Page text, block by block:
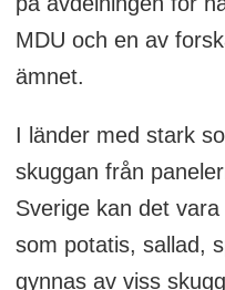
MDU och en av
ämnet.
I länder med stark
skuggan från
Sverige kan det
som potatis, sallad,
gynnas av viss